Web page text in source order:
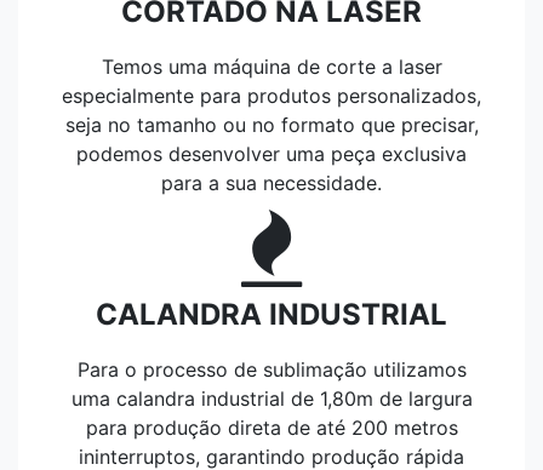
CORTADO NA LASER
Temos uma máquina de corte a laser
especialmente para produtos personalizados,
seja no tamanho ou no formato que precisar,
podemos desenvolver uma peça exclusiva
para a sua necessidade.
CALANDRA INDUSTRIAL
Para o processo de sublimação utilizamos
uma calandra industrial de 1,80m de largura
para produção direta de até 200 metros
ininterruptos, garantindo produção rápida